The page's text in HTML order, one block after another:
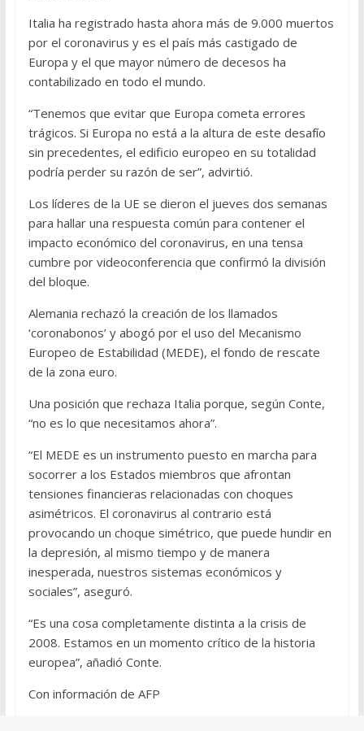
Italia ha registrado hasta ahora más de 9.000 muertos
por el coronavirus y es el país más castigado de
Europa y el que mayor número de decesos ha
contabilizado en todo el mundo.
“Tenemos que evitar que Europa cometa errores
trágicos. Si Europa no está a la altura de este desafío
sin precedentes, el edificio europeo en su totalidad
podría perder su razón de ser”, advirtió.
Los líderes de la UE se dieron el jueves dos semanas
para hallar una respuesta común para contener el
impacto económico del coronavirus, en una tensa
cumbre por videoconferencia que confirmó la división
del bloque.
Alemania rechazó la creación de los llamados
‘coronabonos’ y abogó por el uso del Mecanismo
Europeo de Estabilidad (MEDE), el fondo de rescate
de la zona euro.
Una posición que rechaza Italia porque, según Conte,
“no es lo que necesitamos ahora”.
“El MEDE es un instrumento puesto en marcha para
socorrer a los Estados miembros que afrontan
tensiones financieras relacionadas con choques
asimétricos. El coronavirus al contrario está
provocando un choque simétrico, que puede hundir en
la depresión, al mismo tiempo y de manera
inesperada, nuestros sistemas económicos y
sociales”, aseguró.
“Es una cosa completamente distinta a la crisis de
2008. Estamos en un momento crítico de la historia
europea”, añadió Conte.
Con información de AFP